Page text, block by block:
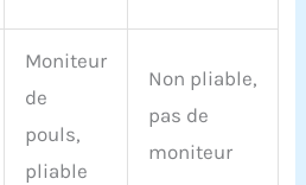
Moniteur
de
pouls,
pliable
Non pliable,
pas de
moniteur